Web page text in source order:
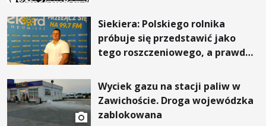
Pieszym „Tam Gdzie Pieprz
Rośnie”
Siekiera: Polskiego rolnika
próbuje się przedstawić jako
tego roszczeniowego, a prawda
Wyciek gazu na stacji paliw w
Zawichoście. Droga wojewódzka
zablokowana